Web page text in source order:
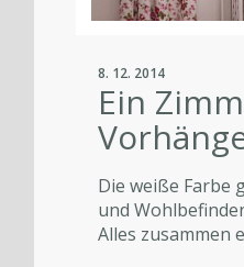
8. 12. 2014
Ein
Die weiße Farbe
und
Alles zusammen